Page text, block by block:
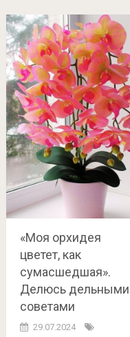
«Моя орхидея
цветет, как
сумасшедшая».
Делюсь дельными
советами
29.07.2024